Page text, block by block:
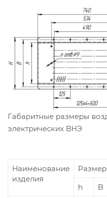
Габаритные размеры
электрических ВНЭ
Наименование
изделия
h
B